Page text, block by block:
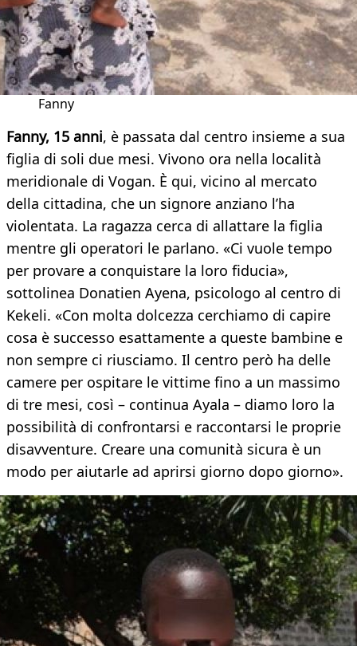
Fanny
Fanny, 15 anni, è passata dal centro insieme a sua
figlia di soli due mesi. Vivono ora nella località
meridionale di Vogan. È qui, vicino al mercato
della cittadina, che un signore anziano l’ha
violentata. La ragazza cerca di allattare la figlia
mentre gli operatori le parlano. «Ci vuole tempo
per provare a conquistare la loro fiducia»,
sottolinea Donatien Ayena, psicologo al centro di
Kekeli. «Con molta dolcezza cerchiamo di capire
cosa è successo esattamente a queste bambine e
non sempre ci riusciamo. Il centro però ha delle
camere per ospitare le vittime fino a un massimo
di tre mesi, così – continua Ayala – diamo loro la
possibilità di confrontarsi e raccontarsi le proprie
disavventure. Creare una comunità sicura è un
modo per aiutarle ad aprirsi giorno dopo giorno».